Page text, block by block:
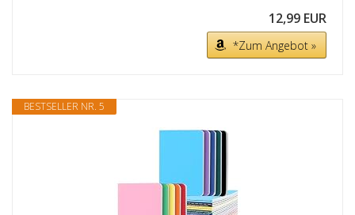
12,99 EUR
*Zum Angebot »
BESTSELLER NR. 5